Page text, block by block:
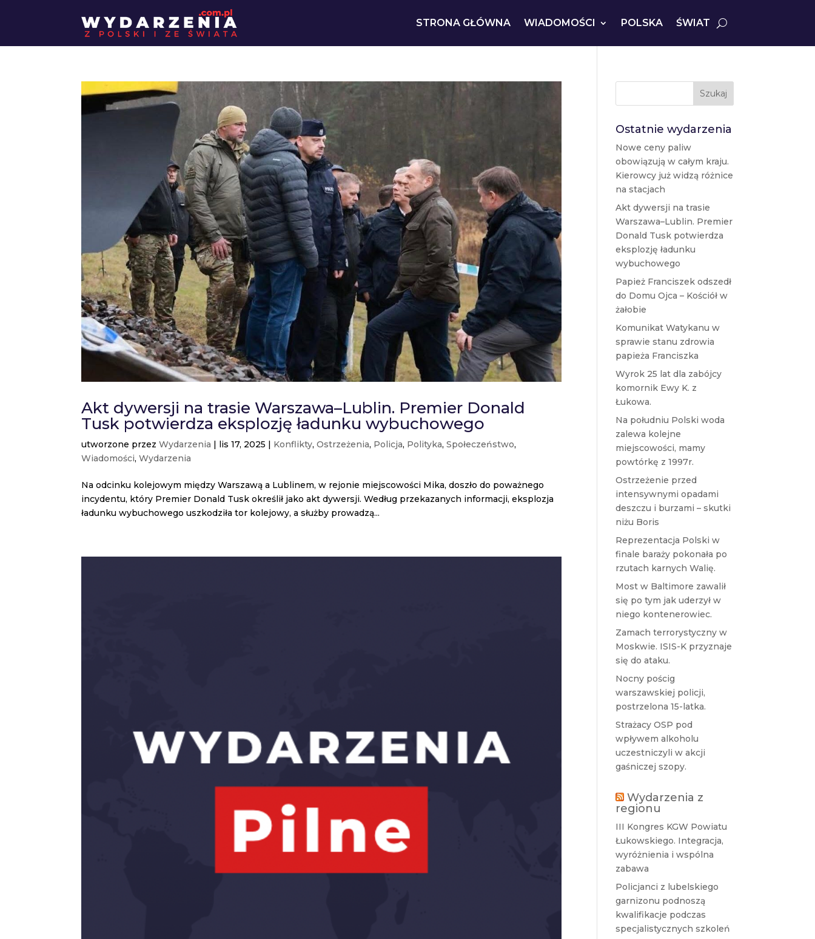
STRONA GŁÓWNA WIADOMOŚCI POLSKA ŚWIAT
Akt dywersji na trasie Warszawa–Lublin. Premier Donald
Tusk potwierdza eksplozję ładunku wybuchowego
utworzone przezWydarzenia | lis 17, 2025 | Konflikty,Ostrzeżenia, Policja, Polityka,Społeczeństwo,
Wiadomości,Wydarzenia
Na odcinku kolejowym między Warszawą a Lublinem, w rejonie miejscowości Mika, doszło do poważnego
incydentu, który Premier Donald Tusk określił jako akt dywersji. Według przekazanych informacji, eksplozja
ładunku wybuchowego uszkodziła tor kolejowy, a służby prowadzą...
Szukaj
Ostatnie wydarzenia
Nowe ceny paliw
obowiązują w całym kraju.
Kierowcy już widzą różnice
na stacjach
Akt dywersji na trasie
Warszawa–Lublin. Premier
Donald Tusk potwierdza
eksplozję ładunku
wybuchowego
Papież Franciszek odszedł
do Domu Ojca – Kościół w
żałobie
Komunikat Watykanu w
sprawie stanu zdrowia
papieża Franciszka
Wyrok 25 lat dla zabójcy
komornik Ewy K. z
Łukowa.
Na południu Polski woda
zalewa kolejne
miejscowości, mamy
powtórkę z 1997r.
Ostrzeżenie przed
intensywnymi opadami
deszczu i burzami – skutki
niżu Boris
Reprezentacja Polski w
finale baraży pokonała po
rzutach karnych Walię.
Most w Baltimore zawalił
się po tym jak uderzył w
niego kontenerowiec.
Zamach terrorystyczny w
Moskwie. ISIS-K przyznaje
się do ataku.
Nocny pościg
warszawskiej policji,
postrzelona 15-latka.
Strażacy OSP pod
wpływem alkoholu
uczestniczyli w akcji
gaśniczej szopy.
Wydarzenia z
regionu
III Kongres KGW Powiatu
Łukowskiego. Integracja,
wyróżnienia i wspólna
zabawa
Policjanci z lubelskiego
garnizonu podnoszą
kwalifikacje podczas
specjalistycznych szkoleń